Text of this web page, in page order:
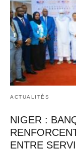
ACTUALITÉS
NIGER :
ENTRE